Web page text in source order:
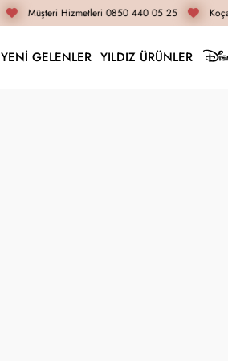
Müşteri Hizmetleri 0850 440 05 25
YENİ GELENLER YILDIZ ÜRÜNLER